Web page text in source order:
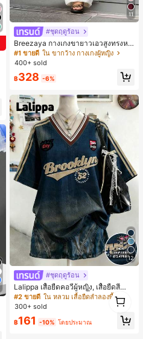
11
#ชุดฤดูร้อน
Breezaya กางเกงขายาวเอวสูงทรงหล
วมขาบานสำหรับผู้หญิง สีขาวเรียบหรูส
ไตล์ชิค เหมาะสำหรับใส่เที่ยวทะเล วันห
ยโอกาสในชีวิตประจำวัน
#1 ขายดี ใน ขากว้าง กางเกงผู้หญิง
400+ sold
฿328 -6%
12
#ชุดฤดูร้อน
Lalippa เสื้อยืดคอวีผู้หญิง, เสื้อยืดสีน้ำเ
งินสไตล์มินิมอลเรโทร, เสื้อยืดผู้หญิงทร
งหลวมสบาย, พิมพ์ตัวอักษรและตัวเลข
ดูร้อน, ลวดลายดีไซน์, ความรู้สึกพรีเมีย
#2 ขายดี
ใน หลวม เสื้อยืดลำลองพื้นฐาน
300+ sold
฿161 -10% โดยประมาณ